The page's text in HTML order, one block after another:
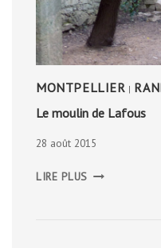
MONTPELLIER |
Le moulin de Lafous
28 août 2015
LIRE PLUS MOULIN